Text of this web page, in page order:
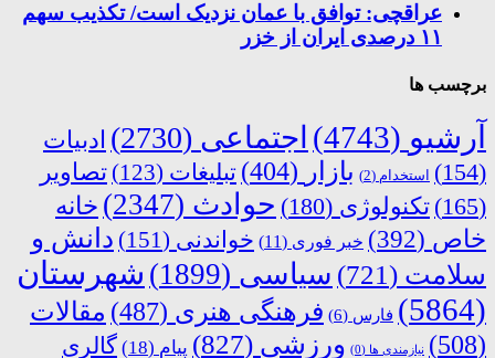
عراقچی: توافق با عمان نزدیک است/ تکذیب سهم
۱۱ درصدی ایران از خزر
برچسب ها
آرشیو (4743) اجتماعی (2730)
ادبیات
(154)
استخدام (2) بازار (404) تبلیغات (123)
تصاویر
(165)
تکنولوژی (180) حوادث (2347)
خانه
خاص (392) خبر فوری (11) خواندنی (151)
دانش و
سلامت (721) سیاسی (1899)
شهرستان
(5864)
فارس (6) فرهنگی هنری (487)
مقالات
(508)
نیازمندی ها (0) ورزشی (827) پیام (18)
گالری